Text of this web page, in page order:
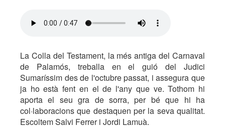
La Colla del Testament, la més antiga del Carnaval
de Palamós, treballa en el guió del Judici
Sumaríssim des de l'octubre passat, i assegura que
ja ho està fent en el de l'any que ve. Tothom hi
aporta el seu gra de sorra, per bé que hi ha
col·laboracions que destaquen per la seva qualitat.
Escoltem Salvi Ferrer i Jordi Lamuà.